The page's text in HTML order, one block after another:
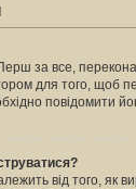
за все,
для того,
повідомити
від того, як